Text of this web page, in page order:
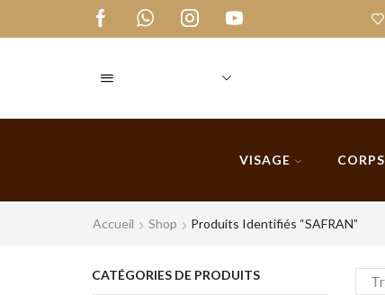
à Cooperative Yacout Qui Somme Nous
VISAGE CORPS
Accueil Shop Produits Identifiés “SAFRAN”
CATÉGORIES DE PRODUITS